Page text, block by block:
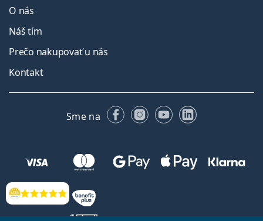
Hodnotenia
O nás
Náš tím
Prečo nakupovať u nás
Kontakt
Sme na FacebookuInstagrame
YouTubeLinkedIn